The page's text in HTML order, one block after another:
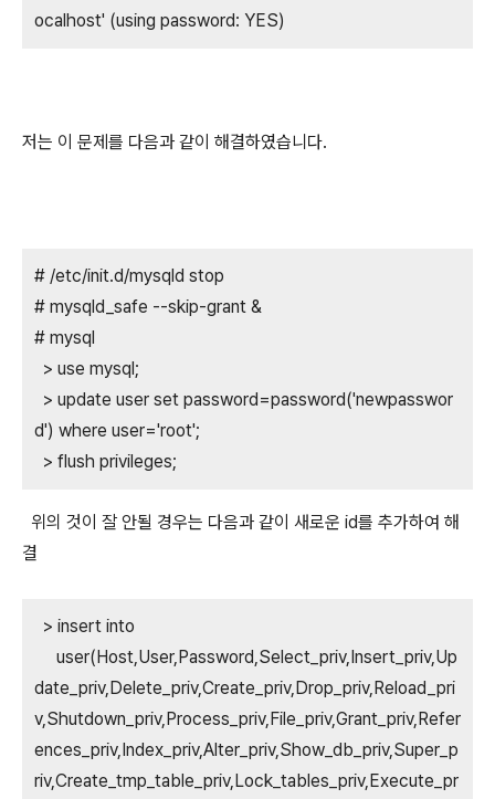
ocalhost' (using password: YES)
저는 이 문제를 다음과 같이 해결하였습니다.
# /etc/init.d/mysqld stop
# mysqld_safe --skip-grant &
# mysql
> use mysql;
> update user set password=password('newpasswor
d') where user='root';
> flush privileges;
위의 것이 잘 안될 경우는 다음과 같이 새로운 id를 추가하여 해
결
> insert into
user(Host,User,Password,Select_priv,Insert_priv,Up
date_priv,Delete_priv,Create_priv,Drop_priv,Reload_pri
v,Shutdown_priv,Process_priv,File_priv,Grant_priv,Refer
ences_priv,Index_priv,Alter_priv,Show_db_priv,Super_p
riv,Create_tmp_table_priv,Lock_tables_priv,Execute_pr